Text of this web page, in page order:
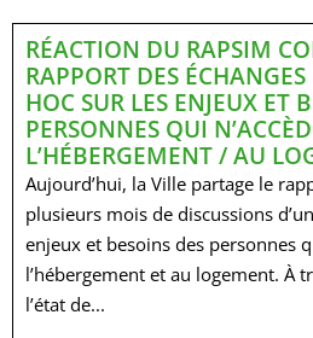
RÉACTION DU RAPSIM
RAPPORT DES
HOC SUR LES ENJEUX ET
PERSONNES QUI
L’HÉBERGEMENT / AU
Aujourd’hui, la Ville partage le
plusieurs mois de discussions
enjeux et besoins des personnes
l’hébergement et au logement. À
l’état de...